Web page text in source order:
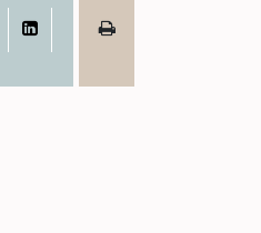
WhatsAppLinkedIn